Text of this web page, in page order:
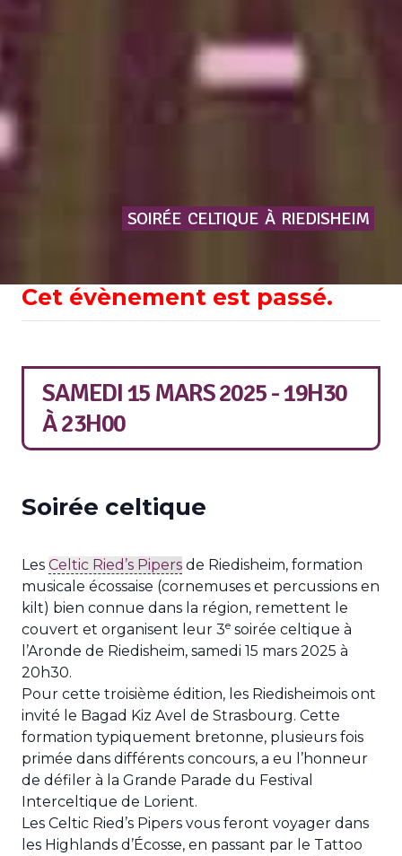
SOIRÉE CELTIQUE À RIEDISHEIM
Cet évènement est passé.
SAMEDI 15 MARS 2025 - 19H30
À23H00
Soirée celtique
Les Celtic Ried’s Pipers de Riedisheim, formation
musicale écossaise (cornemuses et percussions en
kilt) bien connue dans la région, remettent le
couvert et organisent leur 3e soirée celtique à
l’Aronde de Riedisheim, samedi 15 mars 2025 à
20h30.
Pour cette troisième édition, les Riedisheimois ont
invité le Bagad Kiz Avel de Strasbourg. Cette
formation typiquement bretonne, plusieurs fois
primée dans différents concours, a eu l’honneur
de défiler à la Grande Parade du Festival
Interceltique de Lorient.
Les Celtic Ried’s Pipers vous feront voyager dans
les Highlands d’Écosse, en passant par le Tattoo